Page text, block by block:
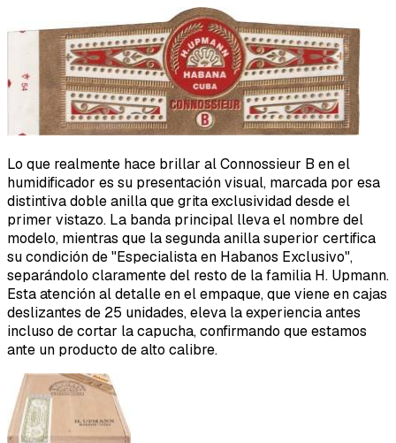
Lo que realmente hace brillar al Connossieur B en el
humidificador es su presentación visual, marcada por esa
distintiva doble anilla que grita exclusividad desde el
primer vistazo. La banda principal lleva el nombre del
modelo, mientras que la segunda anilla superior certifica
su condición de "Especialista en Habanos Exclusivo",
separándolo claramente del resto de la familia H. Upmann.
Esta atención al detalle en el empaque, que viene en cajas
deslizantes de 25 unidades, eleva la experiencia antes
incluso de cortar la capucha, confirmando que estamos
ante un producto de alto calibre.